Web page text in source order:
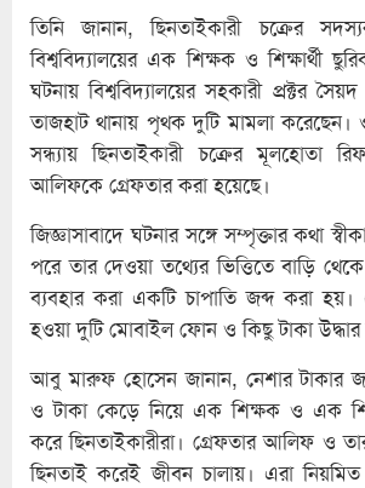
তিনি জানান, ছিনতাইকারী চক্রের
বিশ্ববিদ্যালয়ের এক শিক্ষক ও শিক্ষার্থী
ঘটনায় বিশ্ববিদ্যালয়ের সহকারী প্রক্টর
তাজহাট থানায় পৃথক দুটি মামলা করেছেন।
সন্ধ্যায় ছিনতাইকারী চক্রের মূলহোতা
আলিফকে গ্রেফতার করা হয়েছে।
জিজ্ঞাসাবাদে ঘটনার সঙ্গে সম্পৃক্তার কথা
পরে তার দেওয়া তথ্যের ভিত্তিতে বাড়ি
ব্যবহার করা একটি চাপাতি জব্দ করা
হওয়া দুটি মোবাইল ফোন ও কিছু টাকা উদ্ধার
আবু মারুফ হোসেন জানান, নেশার টাকার
ও টাকা কেড়ে নিয়ে এক শিক্ষক ও এক
করে ছিনতাইকারীরা। গ্রেফতার আলিফ ও
ছিনতাই করেই জীবন চালায়। এরা নিয়মিত